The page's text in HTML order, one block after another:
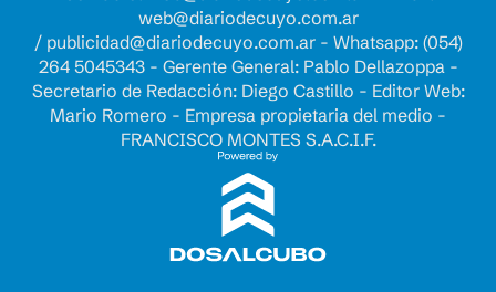
web@diariodecuyo.com.ar
/ publicidad@diariodecuyo.com.ar- Whatsapp: (054)
264 5045343 - Gerente General: Pablo Dellazoppa -
Secretario de Redacción: Diego Castillo - Editor Web:
Mario Romero - Empresa propietaria del medio -
FRANCISCO MONTES S.A.C.I.F.